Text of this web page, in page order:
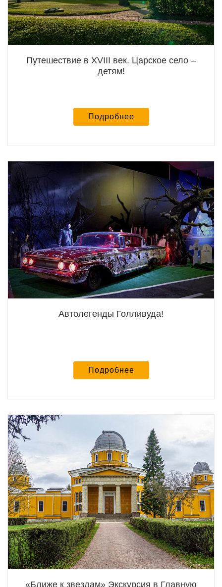
Путешествие в ХVIII век. Царское село –
детям!
Подробнее
Автолегенды Голливуда!
Подробнее
«Ближе к звездам» Экскурсия в Главную